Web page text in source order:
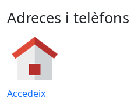
Adreces i telèfons
Accedeix